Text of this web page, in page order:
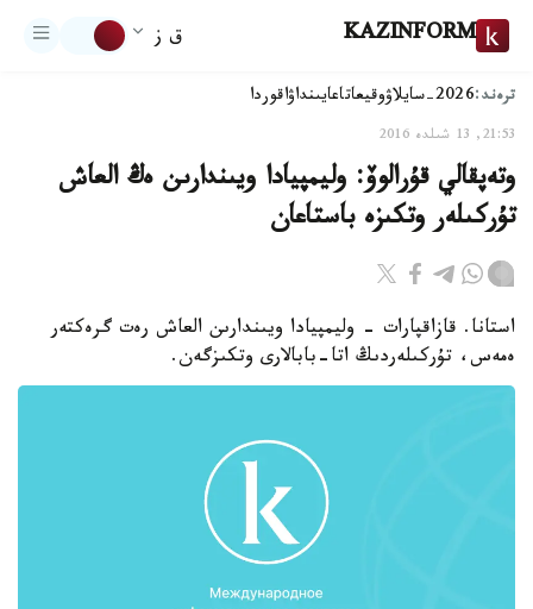
KAZINFORM ق ز
ترەند:2026-سايلاۋ وقيعاتاعايىنداۋاقوردا
21:53, 13 شىلدە 2016
وتەپقالي قۇرالوۆ: وليمپيادا ويىندارىن ەڭ العاش
تۇركىلەر وتكىزە باستاعان
استانا. قازاقپارات - وليمپيادا ويىندارىن العاش رەت گرەكتەر
ەمەس، تۇركىلەردىڭ اتا-بابالارى وتكىزگەن.